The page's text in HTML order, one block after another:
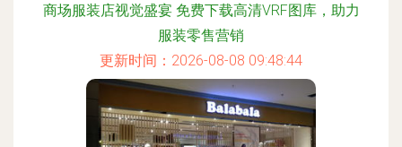
商场服装店视觉盛宴 免费下载高清VRF图库，助力
服装零售营销
更新时间：2026-08-08 09:48:44